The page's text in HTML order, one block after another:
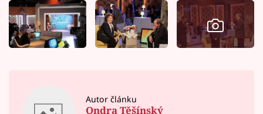
Autor článku
Ondra Těšínský